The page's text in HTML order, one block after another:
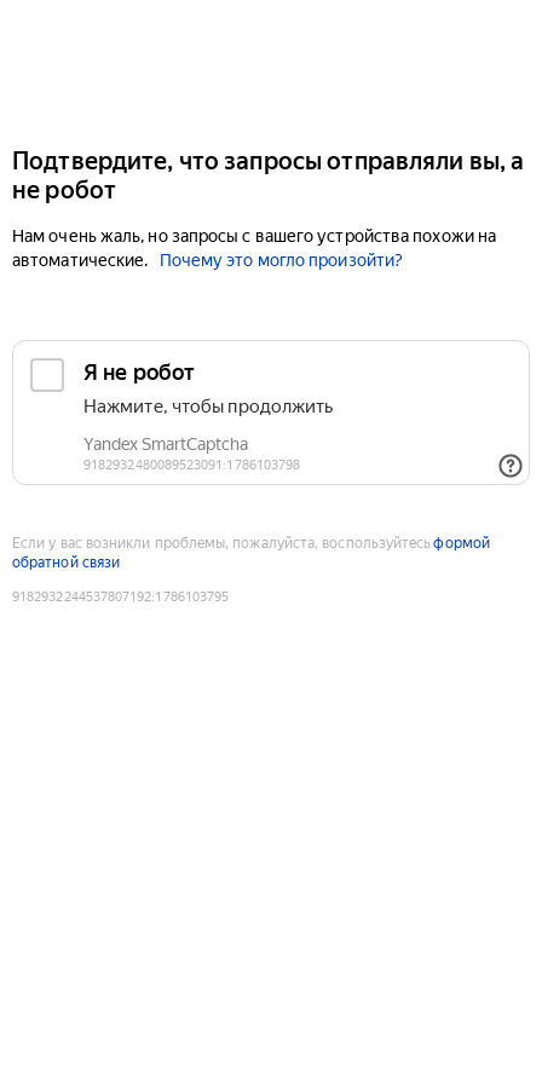
Подтвердите, что запросы отправляли вы, а
не робот
Нам очень жаль, но запросы с вашего устройства похожи на
автоматические.
Почему это могло произойти?
Если у вас возникли проблемы, пожалуйста, воспользуйтесьформой
обратной связи
9182932244537807192:1786103795